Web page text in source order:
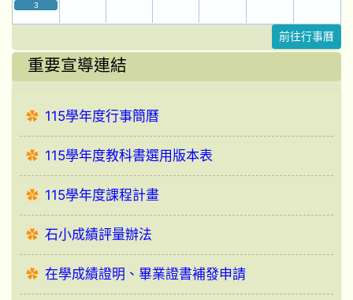
3
前往行事曆
重要宣導連結
115學年度行事簡曆
115學年度教科書選用版本表
115學年度課程計畫
石小成績評量辦法
在學成績證明、畢業證書補發申請